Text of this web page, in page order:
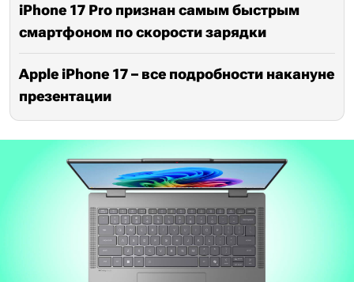
iPhone 17 Pro признан самым быстрым
смартфоном по скорости зарядки
Apple iPhone 17 – все подробности накануне
презентации